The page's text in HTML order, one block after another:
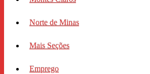
Norte de Minas
Mais Seções
Emprego